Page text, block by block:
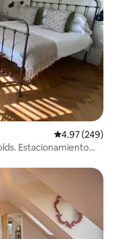
Calificación
4.97 (249)
Estacionamiento